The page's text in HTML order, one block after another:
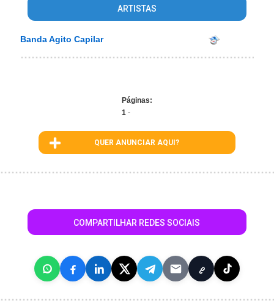
ARTISTAS
Banda Agito Capilar
Páginas:
1 -
QUER ANUNCIAR AQUI?
COMPARTILHAR REDES SOCIAIS